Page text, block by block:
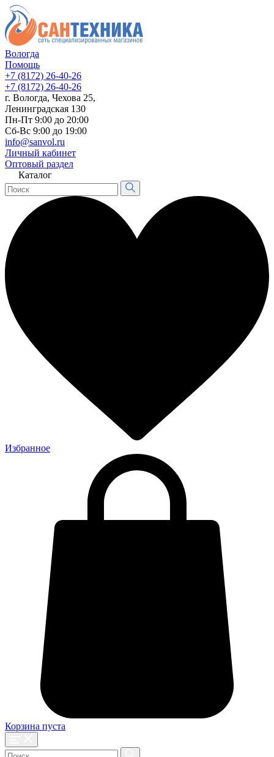
Вологда
Помощь
+7 (8172) 26-40-26
+7 (8172) 26-40-26
г. Вологда, Чехова 25,
Ленинградская 130
Пн-Пт 9:00 до 20:00
Сб-Вс 9:00 до 19:00
info@sanvol.ru
Личный кабинет
Оптовый раздел
Каталог
Избранное
Корзина пуста